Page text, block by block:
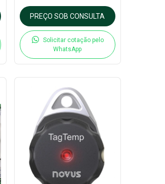
PREÇO SOB CONSULTA
Solicitar cotação pelo
WhatsApp